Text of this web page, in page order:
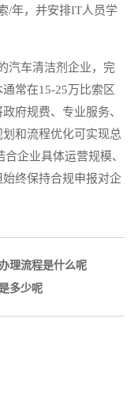
/年，并安排IT人员学
车清洁剂企业，完
常在15-25万比索区
府规费、专业服务、
和流程优化可实现总
企业具体运营规模、
终保持合规申报对企
理流程是什么呢
多少呢